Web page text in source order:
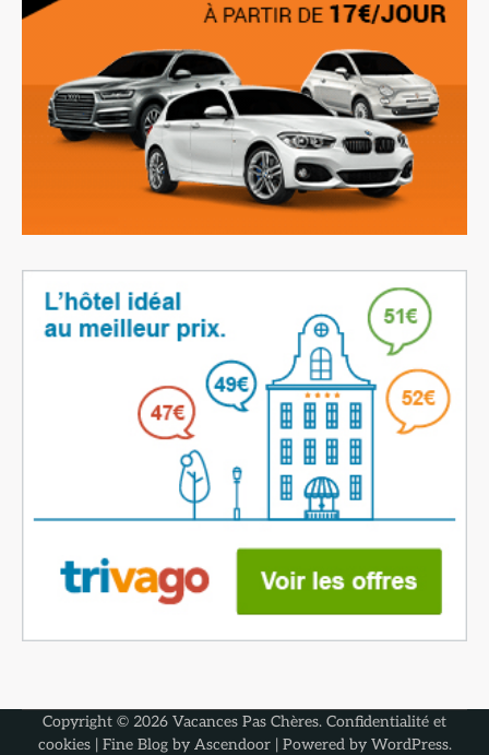
Copyright © 2026 Vacances Pas Chères. Confidentialité et
cookies| Fine Blog by Ascendoor| Powered by WordPress.